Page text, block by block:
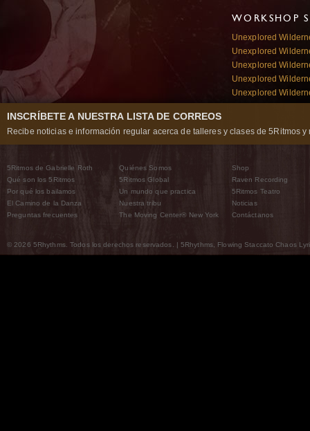
WORKSHOP
Unexplored
Unexplored
Unexplored
Unexplored
Unexplored
INSCRÍBETE A NUESTRA LISTA DE CORREOS
Recibe noticias e información regular acerca de talleres y clases de 5Ritmos y
5Ritmos de Gabrielle Roth
Qué son los 5Ritmos
Por qué los bailamos
El Camino de la Danza
Preguntas frecuentes
Quiénes Somos
5Ritmos Global
Un mundo que practica
Nuestra tribu
The Moving Center® New York
Shop
Raven Recording
5Ritmos Teatro
Noticias
Contáctanos
© 2026 5Rhythms. Todos los derechos reservados. | 5Rhythms, Flowing Staccato Chaos